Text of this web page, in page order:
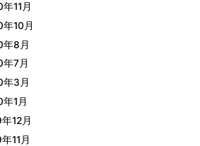
11月
10月
年8月
7月
年3月
1月
12月
11月